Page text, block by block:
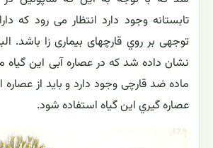
تابستانه وجود دارد انتظار می رود که
توجهی بر روي قارچهای بیماری زا باشد.
نشان داده شد که در عصاره آبی این گیاه
ماده ضد قارچی وجود دارد و باید از
عصاره گیري این گیاه استفاده شود.